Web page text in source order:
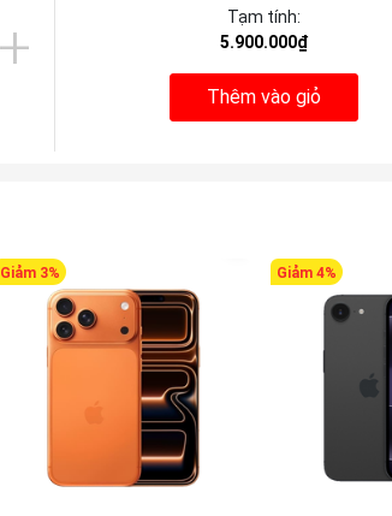
Tạm tính:
5.900.000₫
Thêm vào giỏ
Giảm 3% Giảm 4%